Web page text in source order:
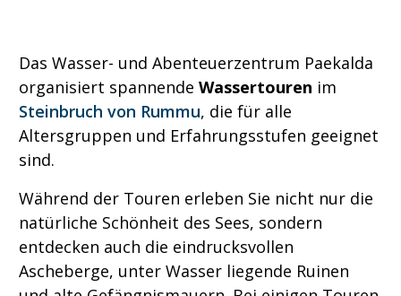
Das Wasser- und Abenteuerzentrum Paekalda
organisiert spannende Wassertouren im
Steinbruch von Rummu, die für alle
Altersgruppen und Erfahrungsstufen geeignet
sind.
Während der Touren erleben Sie nicht nur die
natürliche Schönheit des Sees, sondern
entdecken auch die eindrucksvollen
Ascheberge, unter Wasser liegende Ruinen